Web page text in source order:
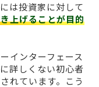
は投資家に対して
上げることが目的
インターフェース
詳しくない初心者
れています。こう